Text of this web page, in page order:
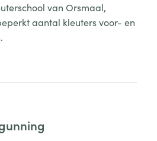
van Orsmaal,
aantal kleuters voor- en